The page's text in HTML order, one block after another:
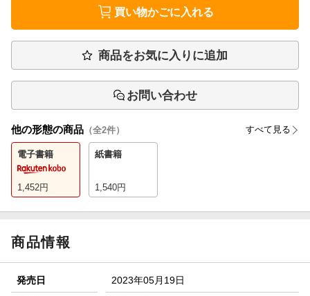
買い物かごに入れる
商品をお気に入りに追加
お問い合わせ
他の形態の商品 （全2件） すべて見る
電子書籍
1,452円
紙書籍
1,540円
商品情報
発売日 2023年05月19日